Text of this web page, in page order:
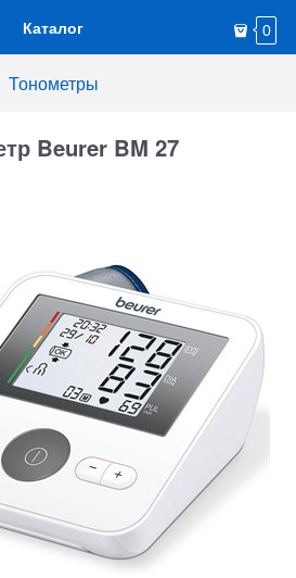
Каталог 0
Тонометры
Beurer BM 27